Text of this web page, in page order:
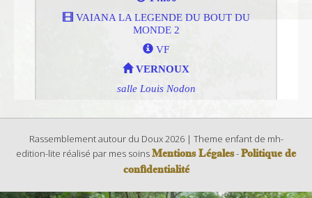
Rassemblement autour du Doux 2026 | Theme enfant de mh-
edition-lite réalisé par mes soinsMentions Légales-Politique de
confidentialité